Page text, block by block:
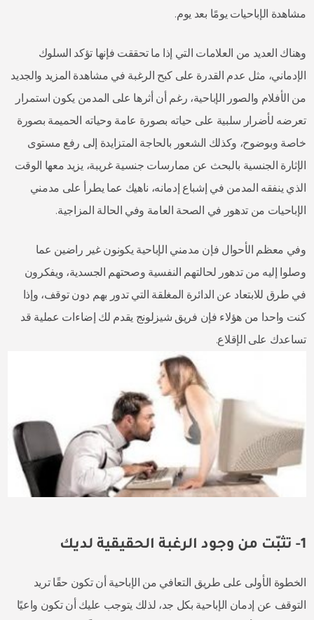
مشاهدة الإباحيات يومًا بعد يوم.
وهناك العديد من العلامات التي إذا ما تحققت فإنها تؤكد السلوك
الإدماني، مثل عدم القدرة على كبح الرغبة في مشاهدة المزيد والجديد
من الأفلام والصور الإباحية، رغم أن أثرها على المدمن يكون استمرار
تعرضه لأضرار سلبية على حياته بصورة عامة وحياته الحميمة بصورة
خاصة وبوضوح، وكذلك الشعور بالحاجة المتزايدة إلى رفع مستوى
الإثارة الجنسية بالبحث عن ممارسات جنسية غريبة، يزيد معها الوقت
الذي ينفقه المدمن في إشباع إدمانه، ناهيك عما يطرأ على مدمني
الإباحيات من تدهور في الصحة العامة وفي الحالة المزاجية.
وفي معظم الأحوال فإن مدمني الإباحية يكونون غير راضين عما
وصلوا إليه من تدهور لحالتهم النفسية وصحتهم الجسدية، ويفكرون
في طرق للابتعاد عن الدائرة المغلقة التي تدور بهم دون توقف، وإذا
كنت واحدا من هؤلاء فإن فريق شيزلونج يقدم لك إضاءات عملية قد
تساعدك على الإقلاع.
1- تثبّت من وجود الرغبة الحقيقية لديك
الخطوة الأولى على طريق التعافي من الإباحية أن تكون حقًا تريد
التوقف عن إدمان الإباحية بكل جد، لذلك يتوجب عليك أن تكون واعيًا